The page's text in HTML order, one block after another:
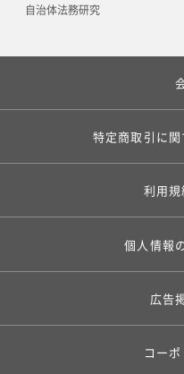
自治体法務研究
特定商取引に
利用
個人情報
広告
コー